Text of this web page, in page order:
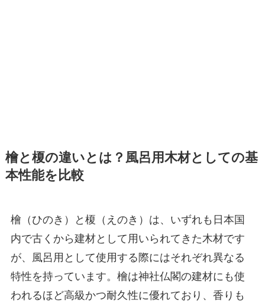
檜と榎の違いとは？風呂用木材としての基
本性能を比較
檜（ひのき）と榎（えのき）は、いずれも日本国
内で古くから建材として用いられてきた木材です
が、風呂用として使用する際にはそれぞれ異なる
特性を持っています。檜は神社仏閣の建材にも使
われるほど高級かつ耐久性に優れており、香りも